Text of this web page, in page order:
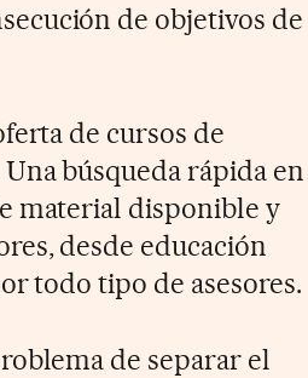
de objetivos de
de cursos de
búsqueda rápida en
material disponible y
desde educación
todo tipo de asesores.
de separar el